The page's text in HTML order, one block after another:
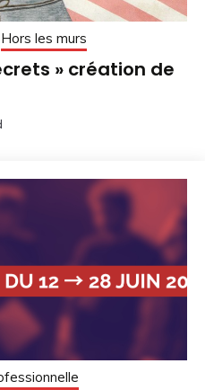
Hors les murs
» création de